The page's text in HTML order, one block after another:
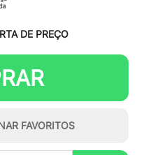
DE PREÇO
FAVORITOS